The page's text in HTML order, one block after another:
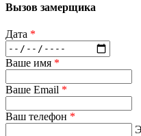
Вызов замерщика
Дата *
Ваше имя *
Ваше Email *
Ваш телефон *